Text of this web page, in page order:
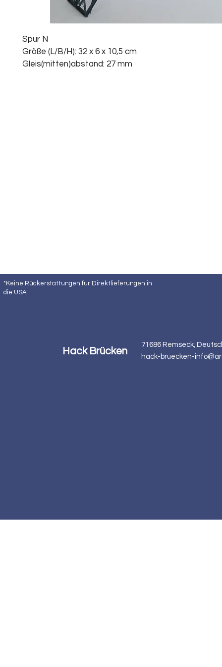
Spur N
Größe (L/B/H): 32 x 6 x 10,5 cm
Gleis(mitten)abstand: 27 mm
*Keine Rückerstattungen für Direktlieferungen in
die USA
Hack Brücken
71686 Remseck,
hack-bruecken-